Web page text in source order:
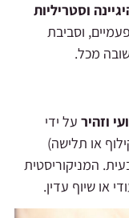
וסטריליות
וסביבת
מכל.
וזהירעל ידי
או תלישה)
המניקוריסטית
או שיוף עדין.